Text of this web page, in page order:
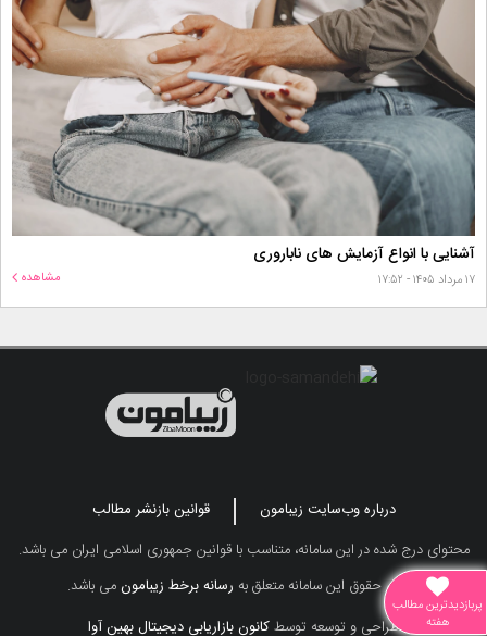
آشنایی با انواع آزمایش های ناباروری
۱۷ مرداد ۱۴۰۵ - ۱۷:۵۲ مشاهده
درباره وب‌سایت زیبامون
قوانین بازنشر مطالب
محتوای درج شده در این سامانه، متناسب با قوانین جمهوری اسلامی ایران می باشد.
تمامی حقوق این سامانه متعلق به رسانه برخط زیبامونمی باشد.
طراحی و توسعه توسطکانون بازاریابی دیجیتال بهین آوا
پربازدیدترین مطالب
هفته